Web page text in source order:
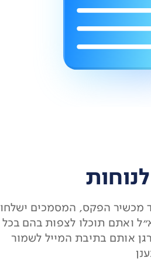
מכשיר הפקס, המסמכים ישלחו
ואתם תוכלו לצפות בהם בכל
אותם בתיבת המייל לשמור